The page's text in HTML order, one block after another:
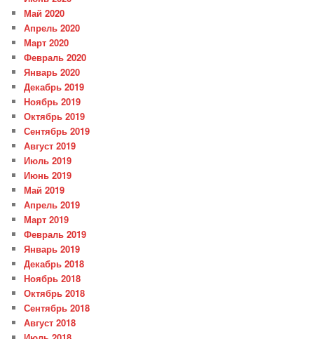
Май 2020
Апрель 2020
Март 2020
Февраль 2020
Январь 2020
Декабрь 2019
Ноябрь 2019
Октябрь 2019
Сентябрь 2019
Август 2019
Июль 2019
Июнь 2019
Май 2019
Апрель 2019
Март 2019
Февраль 2019
Январь 2019
Декабрь 2018
Ноябрь 2018
Октябрь 2018
Сентябрь 2018
Август 2018